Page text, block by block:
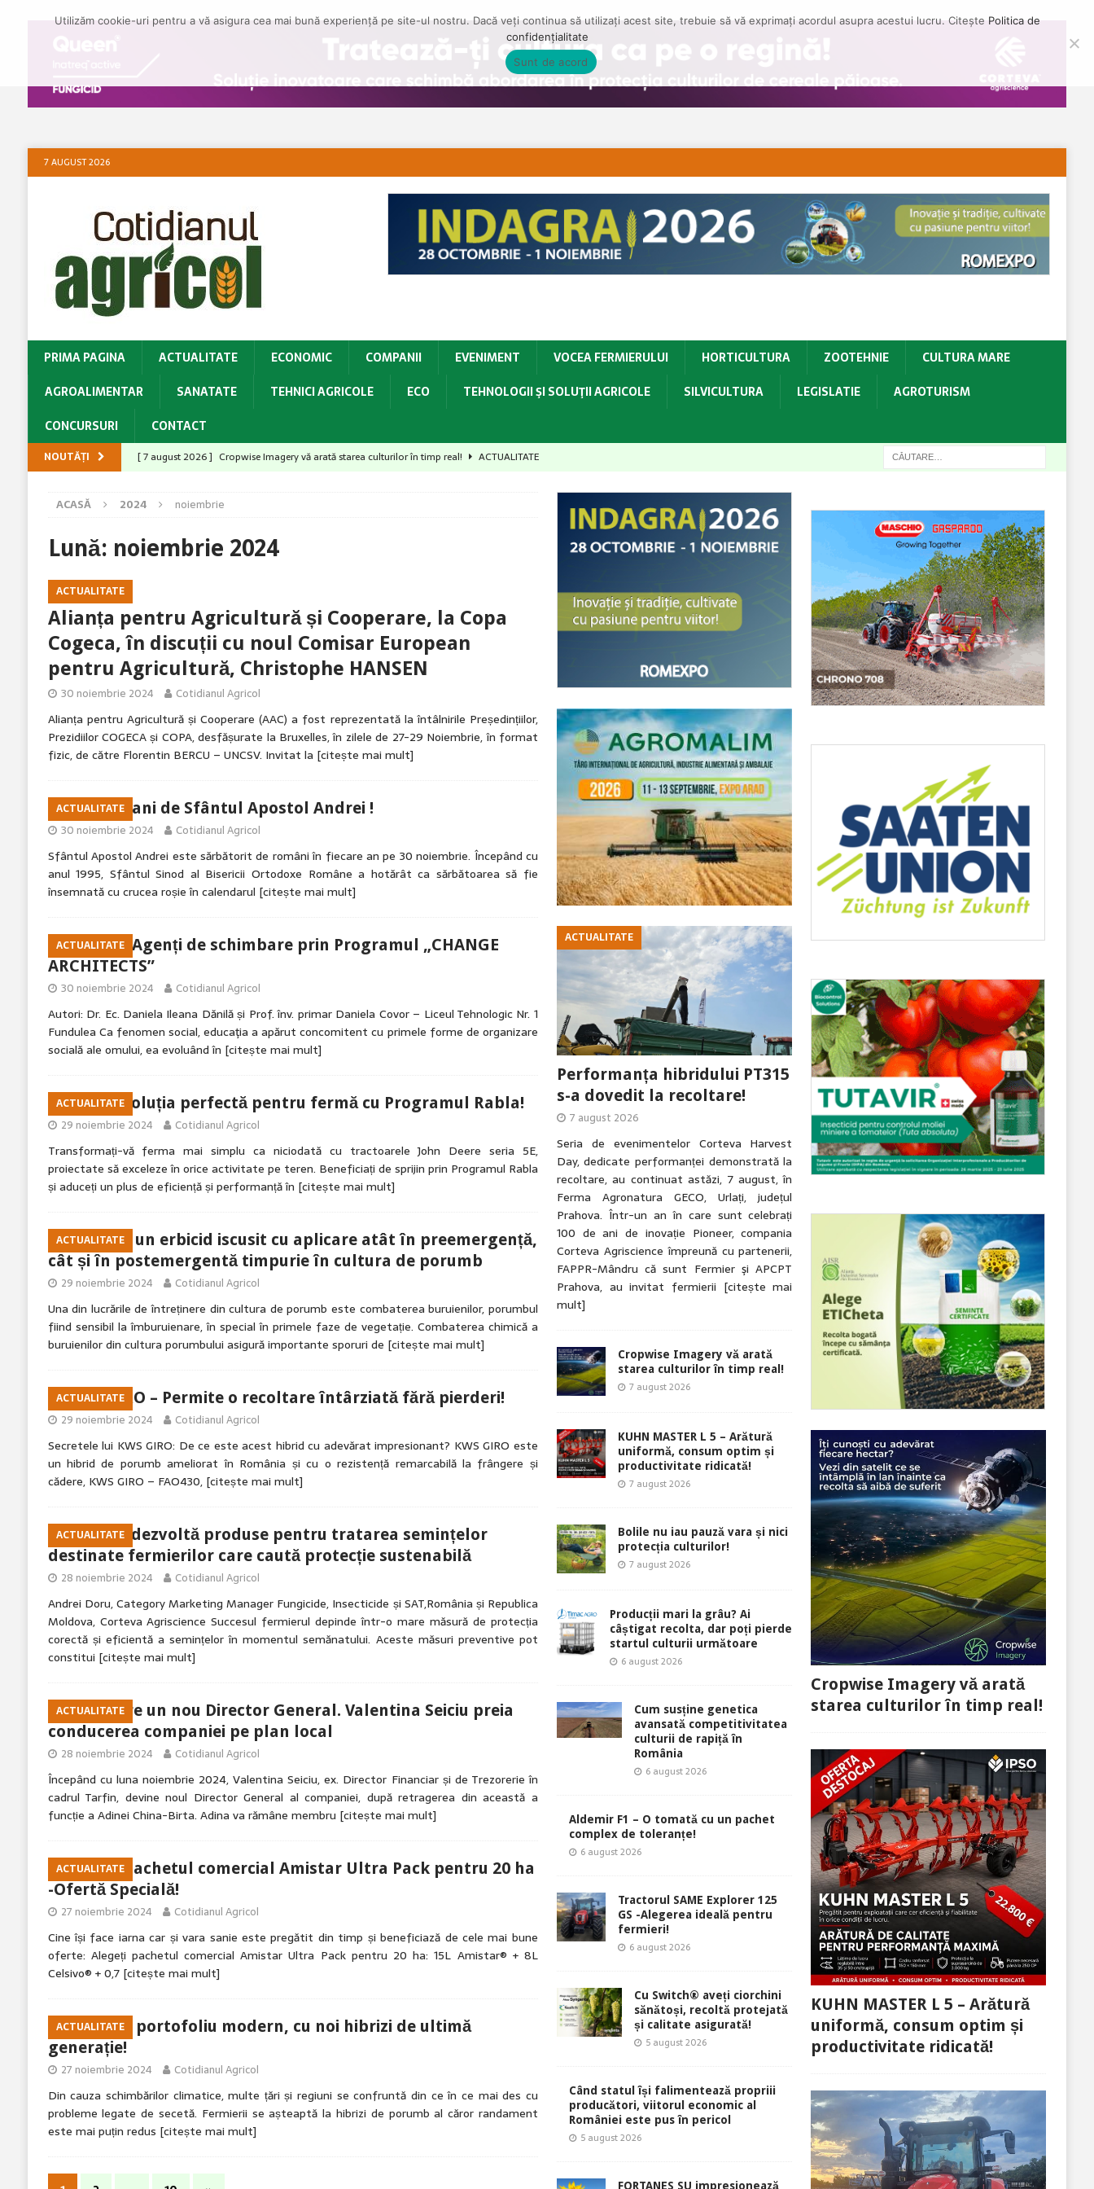
7 AUGUST 2026
PRIMA PAGINA ACTUALITATE ECONOMIC COMPANII EVENIMENT VOCEA FERMIERULUI HORTICULTURA ZOOTEHNIE
CULTURA MARE
AGROALIMENTAR
SANATATE TEHNICI AGRICOLE ECO TEHNOLOGII ŞI SOLUŢII AGRICOLE SILVICULTURA LEGISLATIE
AGROTURISM
CONCURSURI
CONTACT
NOUTĂȚI [ 7 august 2026 ] Cropwise Imagery vă arată starea culturilor în timp real!
ACTUALITATE
[ 7 august 2026 ] Bolile nu iau pauză vara și nici protecția culturilor!
[ 6 august 2026 ] Producții mari la grâu? Ai câștigat recolta, dar poți pierde startul culturii următoare
ACTUALITATE
ACASĂ 2024 noiembrie
Lună: noiembrie 2024
ACTUALITATE
Alianța pentru Agricultură și Cooperare, la Copa
Cogeca, în discuții cu noul Comisar European
pentru Agricultură, Christophe HANSEN
30 noiembrie 2024 Cotidianul Agricol
Alianța pentru Agricultură și Cooperare (AAC) a fost reprezentată la întâlnirile Președințiilor,
Prezidiilor COGECA și COPA, desfășurate la Bruxelles, în zilele de 27-29 Noiembrie, în format
fizic, de către Florentin BERCU – UNCSV. Invitat la [citește mai mult]
ACTUALITATE
La mulţi ani de Sfântul Apostol Andrei !
30 noiembrie 2024 Cotidianul Agricol
Sfântul Apostol Andrei este sărbătorit de români în fiecare an pe 30 noiembrie. Începând cu
anul 1995, Sfântul Sinod al Bisericii Ortodoxe Române a hotărât ca sărbătoarea să fie
însemnată cu crucea roșie în calendarul [citește mai mult]
ACTUALITATE
ELEVII – Agenți de schimbare prin Programul „CHANGE
ARCHITECTS”
30 noiembrie 2024 Cotidianul Agricol
Autori: Dr. Ec. Daniela Ileana Dănilă și Prof. înv. primar Daniela Covor – Liceul Tehnologic Nr. 1
Fundulea Ca fenomen social, educaţia a apărut concomitent cu primele forme de organizare
socială ale omului, ea evoluând în [citește mai mult]
ACTUALITATE
Alegeți soluția perfectă pentru fermă cu Programul Rabla!
29 noiembrie 2024 Cotidianul Agricol
Transformați-vă ferma mai simplu ca niciodată cu tractoarele John Deere seria 5E,
proiectate să exceleze în orice activitate pe teren. Beneficiați de sprijin prin Programul Rabla
și aduceți un plus de eficiență și performanță în [citește mai mult]
ACTUALITATE
TONALE: un erbicid iscusit cu aplicare atât în preemergență,
cât și în postemergentă timpurie în cultura de porumb
29 noiembrie 2024 Cotidianul Agricol
Una din lucrările de întreținere din cultura de porumb este combaterea buruienilor, porumbul
fiind sensibil la îmburuienare, în special în primele faze de vegetație. Combaterea chimică a
buruienilor din cultura porumbului asigură importante sporuri de [citește mai mult]
ACTUALITATE
KWS GIRO – Permite o recoltare întârziată fără pierderi!
29 noiembrie 2024 Cotidianul Agricol
Secretele lui KWS GIRO: De ce este acest hibrid cu adevărat impresionant? KWS GIRO este
un hibrid de porumb ameliorat în România și cu o rezistență remarcabilă la frângere și
cădere, KWS GIRO – FAO430, [citește mai mult]
ACTUALITATE
Corteva dezvoltă produse pentru tratarea semințelor
destinate fermierilor care caută protecție sustenabilă
28 noiembrie 2024 Cotidianul Agricol
Andrei Doru, Category Marketing Manager Fungicide, Insecticide și SAT,România și Republica
Moldova, Corteva Agriscience Succesul fermierul depinde într-o mare măsură de protecția
corectă și eficientă a semințelor în momentul semănatului. Aceste măsuri preventive pot
constitui [citește mai mult]
ACTUALITATE
Tarfin are un nou Director General. Valentina Seiciu preia
conducerea companiei pe plan local
28 noiembrie 2024 Cotidianul Agricol
Începând cu luna noiembrie 2024, Valentina Seiciu, ex. Director Financiar și de Trezorerie în
cadrul Tarfin, devine noul Director General al companiei, după retragerea din această a
funcție a Adinei China-Birta. Adina va rămâne membru [citește mai mult]
ACTUALITATE
Alegeți pachetul comercial Amistar Ultra Pack pentru 20 ha
-Ofertă Specială!
27 noiembrie 2024 Cotidianul Agricol
Cine își face iarna car și vara sanie este pregătit din timp și beneficiază de cele mai bune
oferte: Alegeți pachetul comercial Amistar Ultra Pack pentru 20 ha: 15L Amistar® + 8L
Celsivo® + 0,7 [citește mai mult]
ACTUALITATE
KWS -Un portofoliu modern, cu noi hibrizi de ultimă
generație!
27 noiembrie 2024 Cotidianul Agricol
Din cauza schimbărilor climatice, multe țări și regiuni se confruntă din ce în ce mai des cu
probleme legate de secetă. Fermierii se așteaptă la hibrizi de porumb al căror randament
este mai puțin redus [citește mai mult]
ACTUALITATE
Performanța hibridului PT315
s-a dovedit la recoltare!
7 august 2026
Seria de evenimentelor Corteva Harvest
Day, dedicate performanței demonstrată la
recoltare, au continuat astăzi, 7 august, în
Ferma Agronatura GECO, Urlați, județul
Prahova. Într-un an în care sunt celebrați
100 de ani de inovație Pioneer, compania
Corteva Agriscience împreună cu partenerii,
FAPPR-Mândru că sunt Fermier şi APCPT
Prahova, au invitat fermierii [citește mai
mult]
Cropwise Imagery vă arată
starea culturilor în timp real!
7 august 2026
KUHN MASTER L 5 – Arătură
uniformă, consum optim și
productivitate ridicată!
7 august 2026
Bolile nu iau pauză vara și nici
protecția culturilor!
7 august 2026
Producții mari la grâu? Ai
câștigat recolta, dar poți pierde
startul culturii următoare
6 august 2026
Cum susține genetica
avansată competitivitatea
culturii de rapiță în
România
6 august 2026
Aldemir F1 – O tomată cu un pachet
complex de toleranțe!
6 august 2026
Tractorul SAME Explorer 125
GS -Alegerea ideală pentru
fermieri!
6 august 2026
Cu Switch® aveți ciorchini
sănătoși, recoltă protejată
și calitate asigurată!
5 august 2026
Când statul își falimentează propriii
producători, viitorul economic al
României este pus în pericol
5 august 2026
FORTANES SU impresionează
Cropwise Imagery vă arată
starea culturilor în timp real!
KUHN MASTER L 5 – Arătură
uniformă, consum optim și
productivitate ridicată!
Utilizăm cookie-uri pentru a vă asigura cea mai bună experiență pe site-ul nostru. Dacă veți continua să utilizați acest site, trebuie să vă exprimați acordul asupra acestui lucru. Citește Politica de
confidențialitate
Sunt de acord